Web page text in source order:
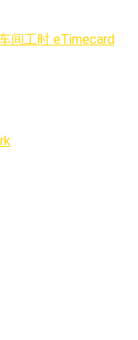
间工时 eTimecard